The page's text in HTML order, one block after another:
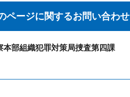
ページに関するお問い合わせ
本部組織犯罪対策局捜査第四課